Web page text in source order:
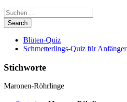
Blüten-Quiz
Schmetterlings-Quiz für Anfänger
Stichworte
Maronen-Röhrlinge